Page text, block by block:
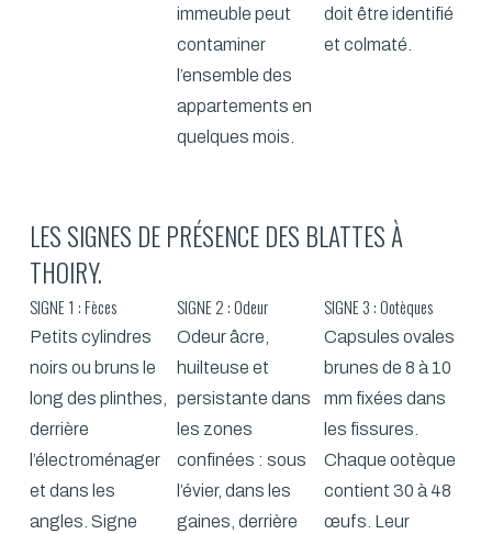
immeuble peut
contaminer
l’ensemble des
appartements en
quelques mois.
doit être identifié
et colmaté.
LES SIGNES DE PRÉSENCE DES BLATTES À
THOIRY.
SIGNE 1 : Fèces
Petits cylindres
noirs ou bruns le
long des plinthes,
derrière
l’électroménager
et dans les
angles. Signe
SIGNE 2 : Odeur
Odeur âcre,
huilteuse et
persistante dans
les zones
confinées : sous
l’évier, dans les
gaines, derrière
SIGNE 3 : Ootèques
Capsules ovales
brunes de 8 à 10
mm fixées dans
les fissures.
Chaque ootèque
contient 30 à 48
œufs. Leur